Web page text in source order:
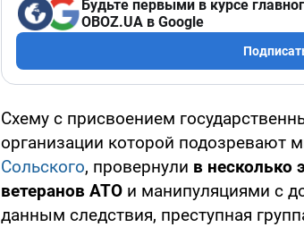
Будьте первыми в курсе
OBOZ.UA в Google
Схему с присвоением
организации которой подозревают
Сольского, провернули в несколько
ветеранов АТО и манипуляциями с
данным следствия, преступная